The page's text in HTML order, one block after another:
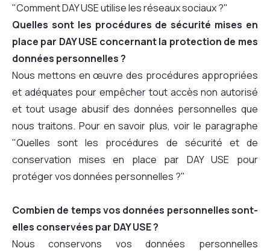
"Comment DAY USE utilise les réseaux sociaux ?"
Quelles sont les procédures de sécurité mises en
place par DAY USE concernant la protection de mes
données personnelles ?
Nous mettons en œuvre des procédures appropriées
et adéquates pour empêcher tout accès non autorisé
et tout usage abusif des données personnelles que
nous traitons. Pour en savoir plus, voir le paragraphe
"Quelles sont les procédures de sécurité et de
conservation mises en place par DAY USE pour
protéger vos données personnelles ?"
Combien de temps vos données personnelles sont-
elles conservées par DAY USE ?
Nous conservons vos données personnelles